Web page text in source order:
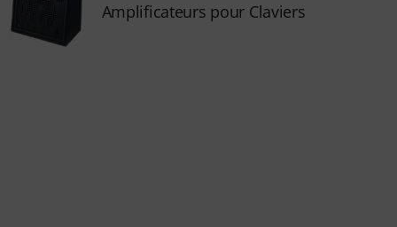
Amplificateurs pour Claviers